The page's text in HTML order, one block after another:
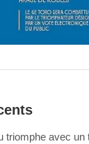
triomphe avec un